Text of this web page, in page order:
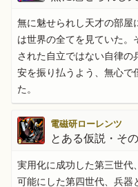
無に魅せられし天才の部屋
は世界の全てを見ていた
された自立ではない自律の
安を振り払うよう、無心で
た。
電磁研ローレンツ
とある仮説・そ
実用化に成功した第三世代
可能にした第四世代、兵器